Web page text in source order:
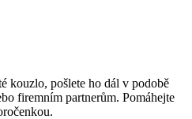
kouzlo, pošlete ho dál v podobě
firemním partnerům. Pomáhejte